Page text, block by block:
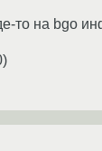
то на bgo
)